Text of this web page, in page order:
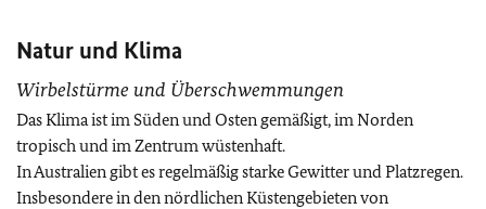
Natur und Klima
Wirbelstürme und Überschwemmungen
Das Klima ist im Süden und Osten gemäßigt, im Norden
tropisch und im Zentrum wüstenhaft.
In Australien gibt es regelmäßig starke Gewitter und Platzregen.
Insbesondere in den nördlichen Küstengebieten von